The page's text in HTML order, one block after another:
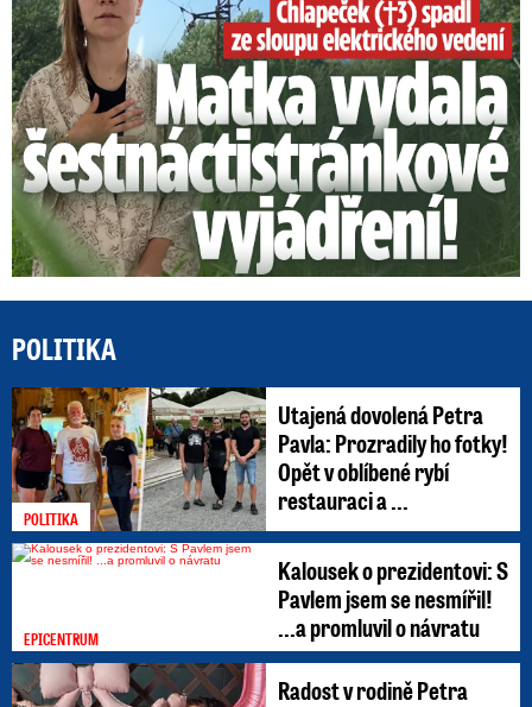
POLITIKA
POLITIKA
Utajená dovolená Petra
Pavla: Prozradily ho fotky!
Opět v oblíbené rybí
restauraci a ...
EPICENTRUM
Kalousek o prezidentovi: S
Pavlem jsem se nesmířil!
...a promluvil o návratu
Radost v rodině Petra